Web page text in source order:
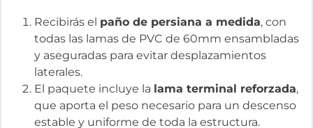
Recibirás el paño de persiana a medida, con
todas las lamas de PVC de 60mm ensambladas
y aseguradas para evitar desplazamientos
laterales.
El paquete incluye la lama terminal reforzada,
que aporta el peso necesario para un descenso
estable y uniforme de toda la estructura.